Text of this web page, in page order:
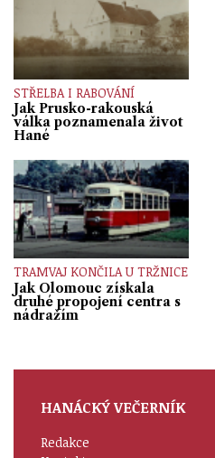
STŘELBA I RABOVÁNÍ
Jak Prusko-rakouská
válka poznamenala život
Hané
TRAMVAJ KONČILA U TRŽNICE
Jak Olomouc získala
druhé propojení centra s
nádražím
HANÁCKÝ VEČERNÍK
Redakce